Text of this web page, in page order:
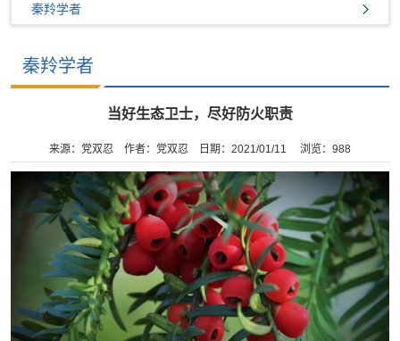
秦羚学者
秦羚学者
当好生态卫士，尽好防火职责
来源：党双忍 作者：党双忍 日期：2021/01/11 浏览： 988